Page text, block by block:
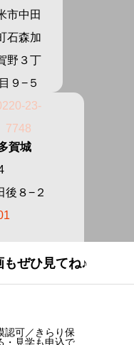
市中田
石森加
野３丁
目９−５
23-
7748
賀城
後８−２
ぜひ見てね♪